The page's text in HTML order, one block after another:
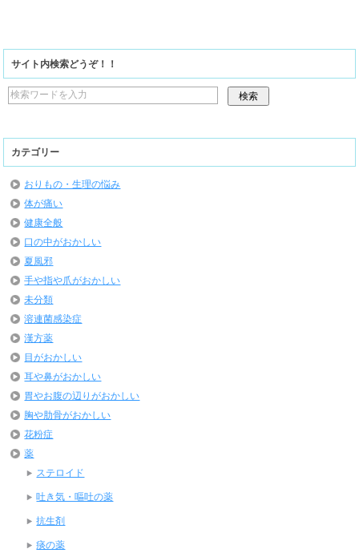
サイト内検索どうぞ！！
カテゴリー
おりもの・生理の悩み
体が痛い
健康全般
口の中がおかしい
夏風邪
手や指や爪がおかしい
未分類
溶連菌感染症
漢方薬
目がおかしい
耳や鼻がおかしい
胃やお腹の辺りがおかしい
胸や肋骨がおかしい
花粉症
薬
ステロイド
吐き気・嘔吐の薬
抗生剤
痰の薬